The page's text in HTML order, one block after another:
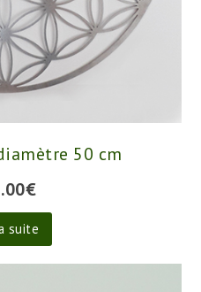
50 cm
€
suite